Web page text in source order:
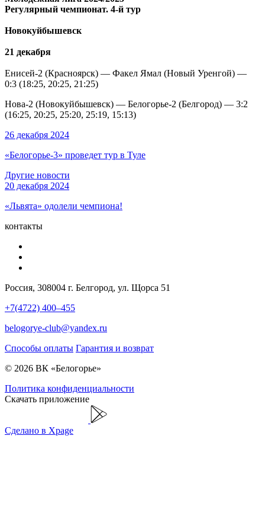
Регулярный чемпионат. 4-й тур
Новокуйбышевск
21 декабря
Енисей-2 (Красноярск) — Факел Ямал (Новый Уренгой) —
0:3 (18:25, 20:25, 21:25)
Нова-2 (Новокуйбышевск) — Белогорье-2 (Белгород) — 3:2
(16:25, 20:25, 25:20, 25:19, 15:13)
26 декабря 2024
«Белогорье-3» проведет тур в Туле
Другие новости
20 декабря 2024
«Львята» одолели чемпиона!
контакты
Россия, 308004 г. Белгород, ул. Щорса 51
+7(4722) 400–455
belogorye-club@yandex.ru
Способы оплаты Гарантия и возврат
© 2026 ВК «Белогорье»
Политика конфиденциальности
Скачать приложение
Сделано в Xpage